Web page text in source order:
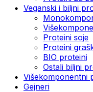
Veganski i biljni
Proteini soje
Proteini
BIO proteini
Ostali biljni
Višekomponentni
Gejneri